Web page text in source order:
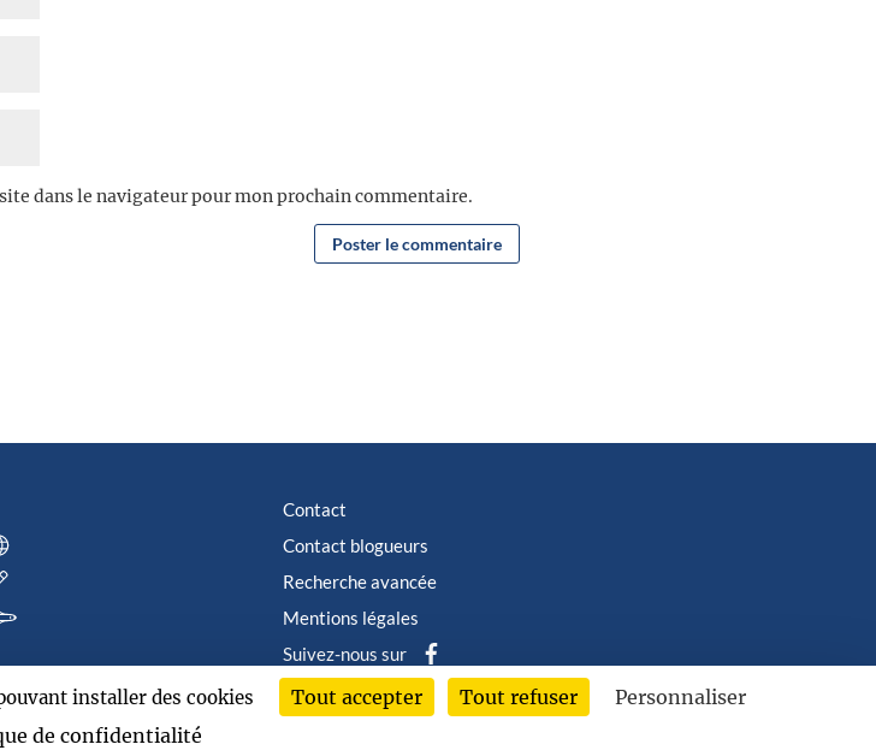
dans le navigateur pour mon prochain commentaire.
Contact
Contact blogueurs
Recherche avancée
Mentions légales
Suivez-nous sur
2026 © Albin Michel Imaginaire - Tous droits réservés
installer des cookies Tout accepter Tout refuser
Personnaliser
de confidentialité